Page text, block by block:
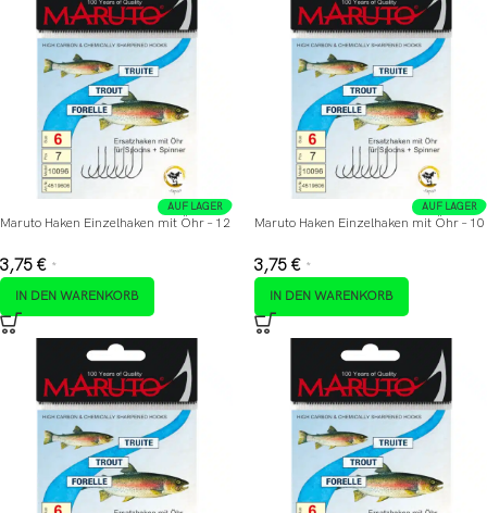
AUF LAGER
Maruto Haken Einzelhaken mit Öhr – 12
3,75 € *
IN DEN WARENKORB
AUF LAGER
Maruto Haken Einzelhaken mit Öhr – 10
3,75 € *
IN DEN WARENKORB